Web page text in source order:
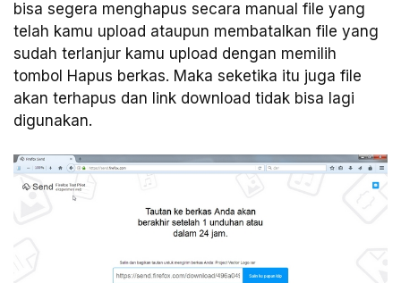
bisa segera menghapus secara manual file yang
telah kamu upload ataupun membatalkan file yang
sudah terlanjur kamu upload dengan memilih
tombol Hapus berkas. Maka seketika itu juga file
akan terhapus dan link download tidak bisa lagi
digunakan.